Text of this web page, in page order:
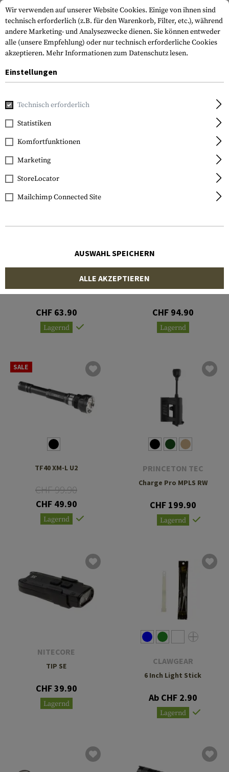
Home Outdoor & Survival
FILTER
XT1A 2018 Upgraded
CHF 63.90
Lagernd
XT11S
CHF 94.90
Lagernd
SALE
TF40 XM-L U2
CHF 99.90
CHF 49.90
Lagernd
PRINCETON TEC
Charge Pro MPLS RW
CHF 199.90
Lagernd
NITECORE
TIP SE
CHF 39.90
Lagernd
CLAWGEAR
6 Inch Light Stick
Ab CHF 2.90
Lagernd
Wir verwenden auf unserer Website Cookies. Einige von ihnen sind
technisch erforderlich (z.B. für den Warenkorb, Filter, etc.), während
andere Marketing- und Analysezwecke dienen. Sie können entweder
alle (unsere Empfehlung) oder nur technisch erforderliche Cookies
akzeptieren. Mehr Informationen zum Datenschutz lesen.
Einstellungen
Technisch erforderlich
Statistiken
Komfortfunktionen
Marketing
StoreLocator
Mailchimp Connected Site
AUSWAHL SPEICHERN
ALLE AKZEPTIEREN